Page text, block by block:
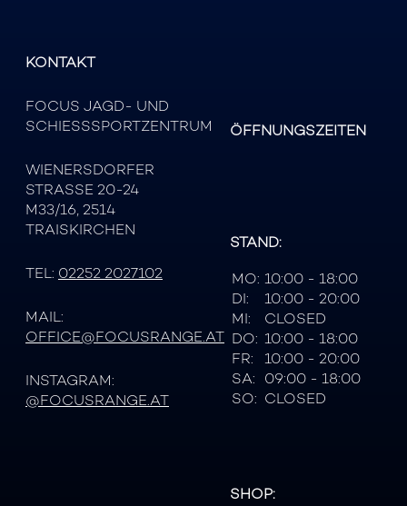
KONTAKT
FOCUS JAGD- UND
SCHIESSSPORTZENTRUM
WIENERSDORFER
STRASSE 20-24
M33/16, 2514
TRAISKIRCHEN
TEL: 02252 2027102
MAIL:
OFFICE@FOCUSRANGE.AT
INSTAGRAM:
@FOCUSRANGE.AT
ÖFFNUNGSZEITEN
STAND:
MO: 10:00 - 18:00
DI:
10:00 - 20:00
MI:
CLOSED
DO: 10:00 - 18:00
FR:
10:00 - 20:00
SA: 09:00 - 18:00
SO: CLOSED
SHOP: